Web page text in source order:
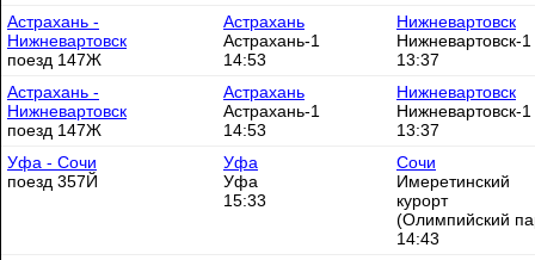
Астрахань -
Нижневартовск
поезд 147Ж
Астрахань
Астрахань-1
14:53
Нижневартовск
Нижневартовск-1
13:37
Астрахань -
Нижневартовск
поезд 147Ж
Астрахань
Астрахань-1
14:53
Нижневартовск
Нижневартовск-1
13:37
Уфа - Сочи
поезд 357Й
Уфа
Уфа
15:33
Сочи
Имеретинский
курорт
(Олимпийский
14:43